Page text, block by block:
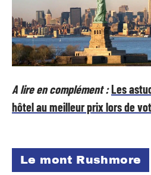
A lire en complément :Les
hôtel au meilleur prix lors de
Le mont Rushmore